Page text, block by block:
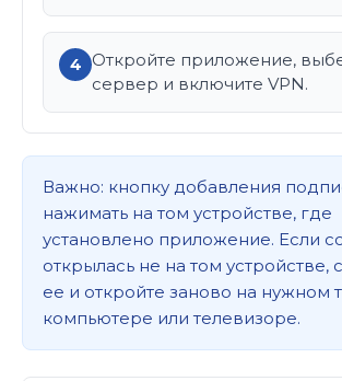
4
Откройте приложение,
сервер и включите VPN.
Важно: кнопку добавления
нажимать на том устройстве, где
установлено приложение. Если
открылась не на том устройстве,
ее и откройте заново на нужном
компьютере или телевизоре.